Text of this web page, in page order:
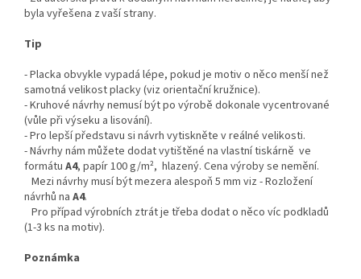
byla vyřešena z vaší strany.
Tip
- Placka obvykle vypadá lépe, pokud je motiv o něco menší než
samotná velikost placky (viz orientační kružnice).
- Kruhové návrhy nemusí být po výrobě dokonale vycentrované
(vůle při výseku a lisování).
- Pro lepší představu si návrh vytiskněte v reálné velikosti.
- Návrhy nám můžete dodat vytištěné na vlastní tiskárně ve
formátu A4, papír 100 g/m², hlazený. Cena výroby se nemění.
Mezi návrhy musí být mezera alespoň 5 mm viz - Rozložení
návrhů na A4.
Pro případ výrobních ztrát je třeba dodat o něco víc podkladů
(1-3 ks na motiv).
Poznámka